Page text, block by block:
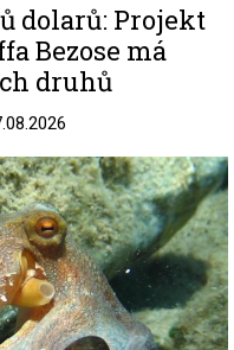
dolarů: Projekt
Bezose má
druhů